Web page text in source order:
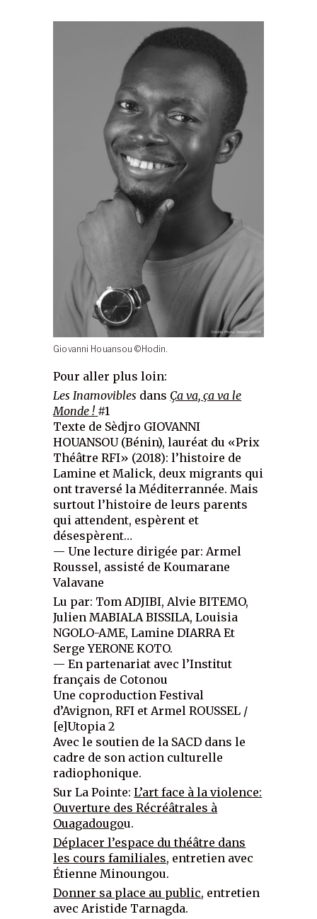
Giovanni Houansou ©Hodin.
Pour aller plus loin:
Les Inamovibles dans Ça va, ça va le
Monde ! #1
Texte de Sèdjro GIOVANNI
HOUANSOU (Bénin), lauréat du «Prix
Théâtre RFI» (2018): l’histoire de
Lamine et Malick, deux migrants qui
ont traversé la Méditerrannée. Mais
surtout l’histoire de leurs parents
qui attendent, espèrent et
désespèrent…
— Une lecture dirigée par: Armel
Roussel, assisté de Koumarane
Valavane
Lu par: Tom ADJIBI, Alvie BITEMO,
Julien MABIALA BISSILA, Louisia
NGOLO-AME, Lamine DIARRA Et
Serge YERONE KOTO.
— En partenariat avec l’Institut
français de Cotonou
Une coproduction Festival
d’Avignon, RFI et Armel ROUSSEL /
[e]Utopia 2
Avec le soutien de la SACD dans le
cadre de son action culturelle
radiophonique.
Sur La Pointe:L’art face à la violence:
Ouverture des Récréâtrales à
Ouagadougou.
Déplacer l’espace du théâtre dans
les cours familiales, entretien avec
Étienne Minoungou.
Donner sa place au public, entretien
avec Aristide Tarnagda.